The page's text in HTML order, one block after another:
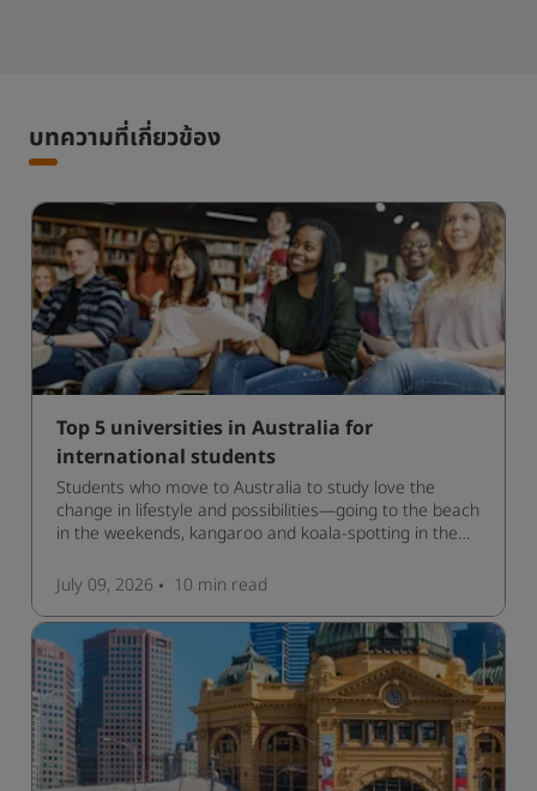
บทความที่เกี่ยวข้อง
Top 5 universities in Australia for
international students
Students who move to Australia to study love the
change in lifestyle and possibilities—going to the beach
in the weekends, kangaroo and koala-spotting in the
manage traffic and a high standard of living.
July 09, 2026 10 min read